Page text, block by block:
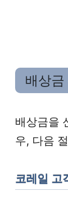
배상
배상금을
우, 다음
코레일 고